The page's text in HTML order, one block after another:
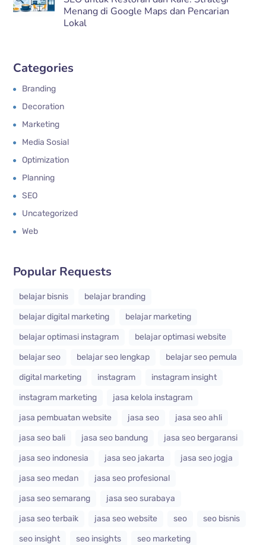
Menang di Google Maps dan Pencarian
Lokal
Categories
Branding
Decoration
Marketing
Media Sosial
Optimization
Planning
SEO
Uncategorized
Web
Popular Requests
belajar bisnis
belajar branding
belajar digital marketing
belajar marketing
belajar optimasi instagram
belajar optimasi website
belajar seo
belajar seo lengkap
belajar seo pemula
digital marketing
instagram
instagram insight
instagram marketing
jasa kelola instagram
jasa pembuatan website
jasa seo
jasa seo ahli
jasa seo bali
jasa seo bandung
jasa seo bergaransi
jasa seo indonesia
jasa seo jakarta
jasa seo jogja
jasa seo medan
jasa seo profesional
jasa seo semarang
jasa seo surabaya
jasa seo terbaik
jasa seo website seo
seo bisnis
seo insight
seo insights
seo marketing